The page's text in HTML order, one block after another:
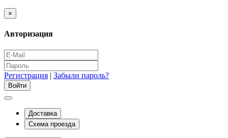
×
Авторизация
Регистрация | Забыли пароль?
Доставка
Схема проезда